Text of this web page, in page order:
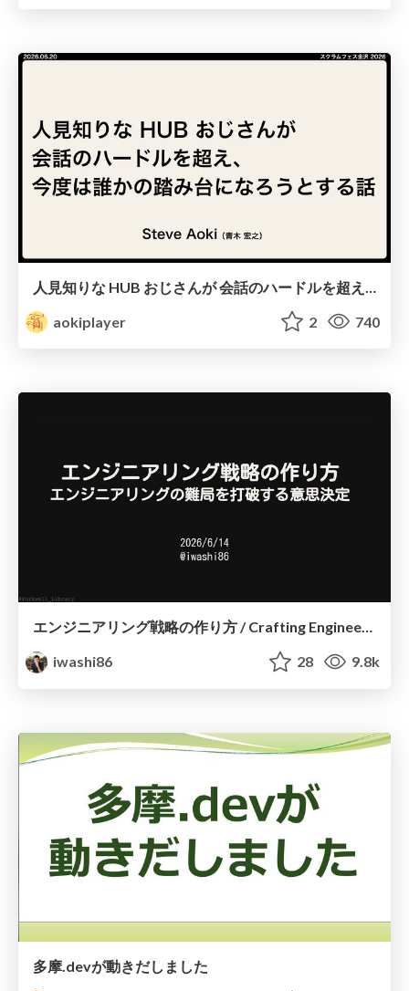
aokiplayer
2 740
エンジニアリング戦略の作り方 / Crafting Engineering Strategy
iwashi86
28 9.8k
多摩.devが動きだしました